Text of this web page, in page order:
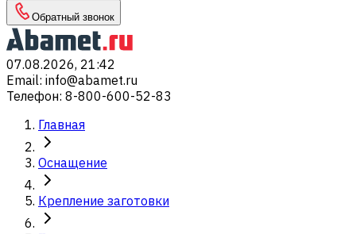
Обратный звонок
07.08.2026, 21:42
Email: info@abamet.ru
Телефон: 8-800-600-52-83
Главная
Оснащение
Крепление заготовки